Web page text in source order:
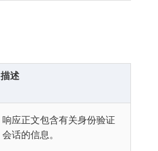
描述
响应正文包含有关身份验证
会话的信息。